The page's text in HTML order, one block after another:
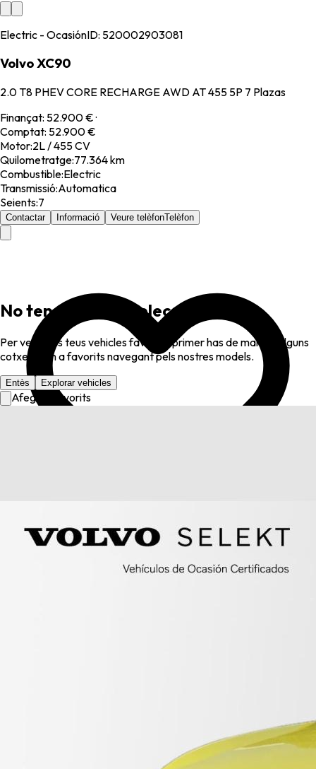
Electric - OcasiónID: 520002903081
Volvo XC90
2.0 T8 PHEV CORE RECHARGE AWD AT 455 5P 7 Plazas
Finançat: 52.900 €·
Comptat: 52.900 €
Motor:2L / 455 CV
Quilometratge:77.364 km
Combustible:Electric
Transmissió:Automatica
Seients:7
Contactar Informació Veure telèfonTelèfon
No tens favorits seleccionats
Per veure els teus vehicles favorits, primer has de marcar alguns
cotxes com a favorits navegant pels nostres models.
Entès Explorar vehicles
Afegir a favorits